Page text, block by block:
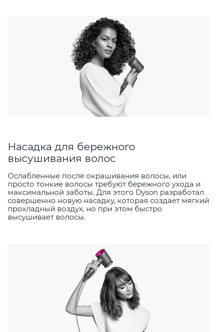
Насадка для бережного
высушивания волос
Ослабленные после окрашивания волосы, или
просто тонкие волосы требуют бережного ухода и
максимальной заботы. Для этого Dyson разработал
совершенно новую насадку, которая создает мягкий
прохладный воздух, но при этом быстро
высушивает волосы.